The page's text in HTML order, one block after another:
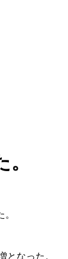
となった。